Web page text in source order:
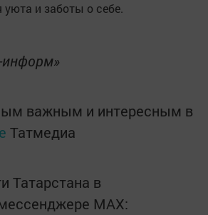
и заботы о себе.
информ»
важным и интересным в
Татмедиа
Татарстана в
MАХ: